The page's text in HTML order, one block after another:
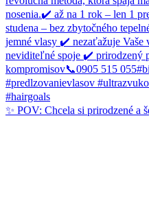
✨ POV: Chcela si prirodzené a